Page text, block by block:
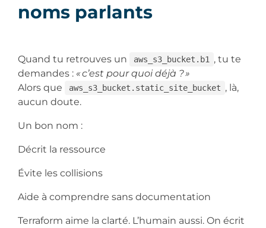
noms parlants
Quand tu retrouves un aws_s3_bucket.b1
, tu te
demandes : « c’est pour quoi déjà ? »
Alors que
aws_s3_bucket.static_site_bucket , là,
aucun doute.
Un bon nom :
Décrit la ressource
Évite les collisions
Aide à comprendre sans documentation
Terraform aime la clarté. L’humain aussi. On écrit